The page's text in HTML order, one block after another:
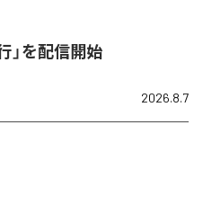
」を配信開始
2026.8.7